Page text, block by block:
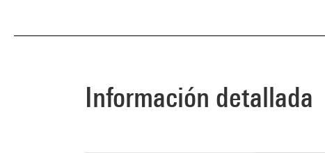
Información detallada